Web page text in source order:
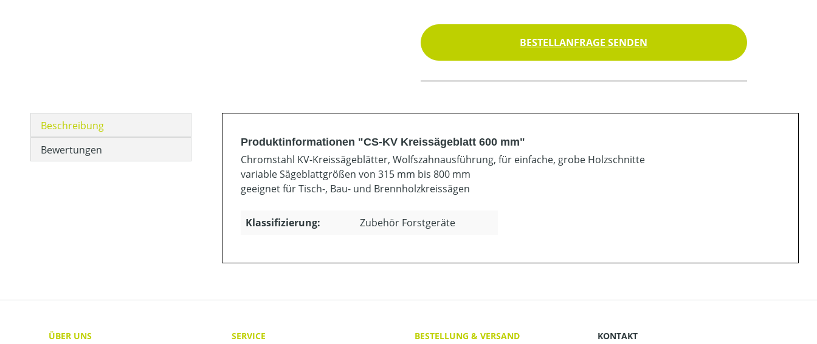
BESTELLANFRAGE SENDEN
Beschreibung
Bewertungen
Produktinformationen "CS-KV Kreissägeblatt 600 mm"
Chromstahl KV-Kreissägeblätter, Wolfszahnausführung, für einfache, grobe Holzschnitte
variable Sägeblattgrößen von 315 mm bis 800 mm
geeignet für Tisch-, Bau- und Brennholzkreissägen
Klassifizierung: Zubehör Forstgeräte
ÜBER UNS
SERVICE
BESTELLUNG & VERSAND
KONTAKT